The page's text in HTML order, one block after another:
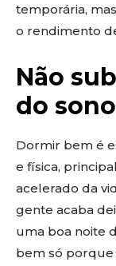
temporária,
o rendimento
Não
do
Dormir bem é
e física,
acelerado da
gente acaba
uma boa noite
bem só porque